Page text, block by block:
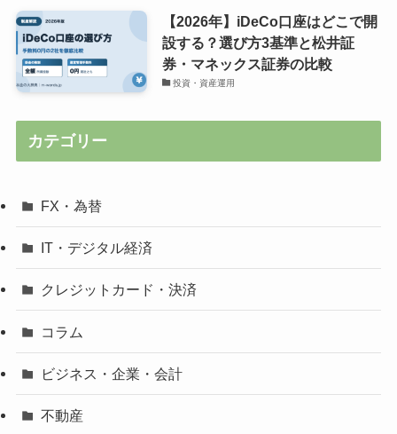
【2026年】iDeCo口座はどこで開
設する？選び方3基準と松井証
券・マネックス証券の比較
投資・資産運用
カテゴリー
FX・為替
IT・デジタル経済
クレジットカード・決済
コラム
ビジネス・企業・会計
不動産